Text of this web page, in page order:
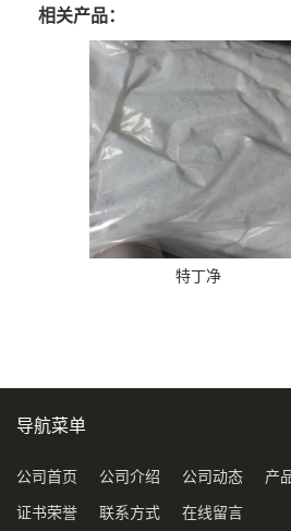
相关产品：
特丁净
导航菜单
公司首页 公司介绍 公司动态 产
证书荣誉 联系方式 在线留言